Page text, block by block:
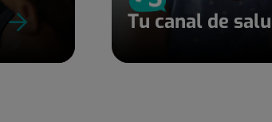
Tu canal de